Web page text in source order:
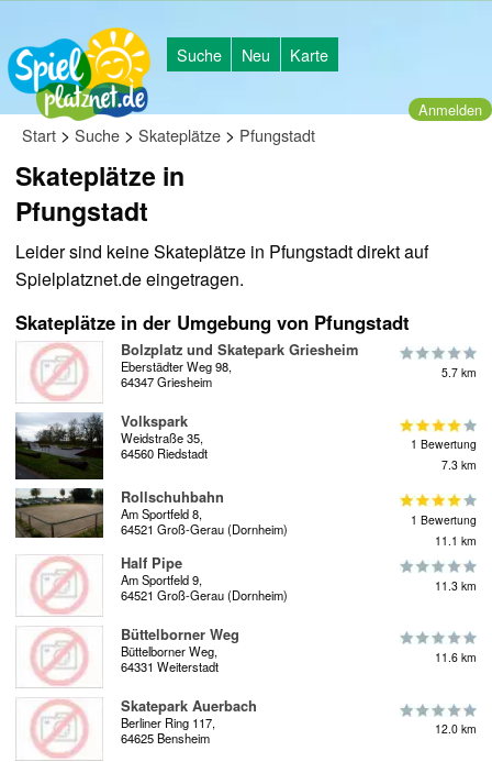
Suche Neu Karte
Anmelden
Start > Suche > Skateplätze > Pfungstadt
Skateplätze in
Pfungstadt
Leider sind keine Skateplätze in Pfungstadt direkt auf
Spielplatznet.de eingetragen.
Skateplätze in der Umgebung von Pfungstadt
Bolzplatz und Skatepark Griesheim
Eberstädter Weg 98,
64347 Griesheim
5.7 km
Volkspark
Weidstraße 35,
64560 Riedstadt
1 Bewertung
7.3 km
Rollschuhbahn
Am Sportfeld 8,
64521 Groß-Gerau (Dornheim)
1 Bewertung
11.1 km
Half Pipe
Am Sportfeld 9,
64521 Groß-Gerau (Dornheim)
11.3 km
Büttelborner Weg
Büttelborner Weg,
64331 Weiterstadt
11.6 km
Skatepark Auerbach
Berliner Ring 117,
64625 Bensheim
12.0 km